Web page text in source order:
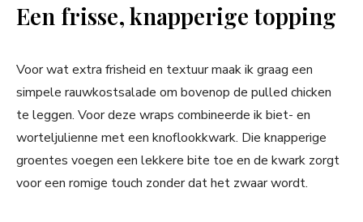
Een frisse, knapperige topping
Voor wat extra frisheid en textuur maak ik graag een
simpele rauwkostsalade om bovenop de pulled chicken
te leggen. Voor deze wraps combineerde ik biet- en
worteljulienne met een knoflookkwark. Die knapperige
groentes voegen een lekkere bite toe en de kwark zorgt
voor een romige touch zonder dat het zwaar wordt.